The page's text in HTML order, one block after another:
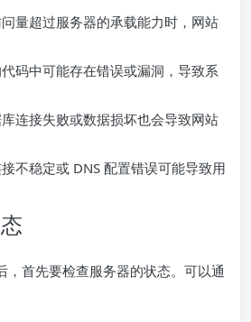
问量超过服务器的承载能力时，网站
代码中可能存在错误或漏洞，导致系
库连接失败或数据损坏也会导致网站
接不稳定或 DNS 配置错误可能导致用
，首先要检查服务器的状态。可以通